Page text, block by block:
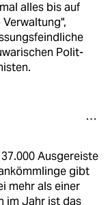
alles bis auf
Polit-
Ausgereiste
gibt
mehr als einer
im Jahr ist das